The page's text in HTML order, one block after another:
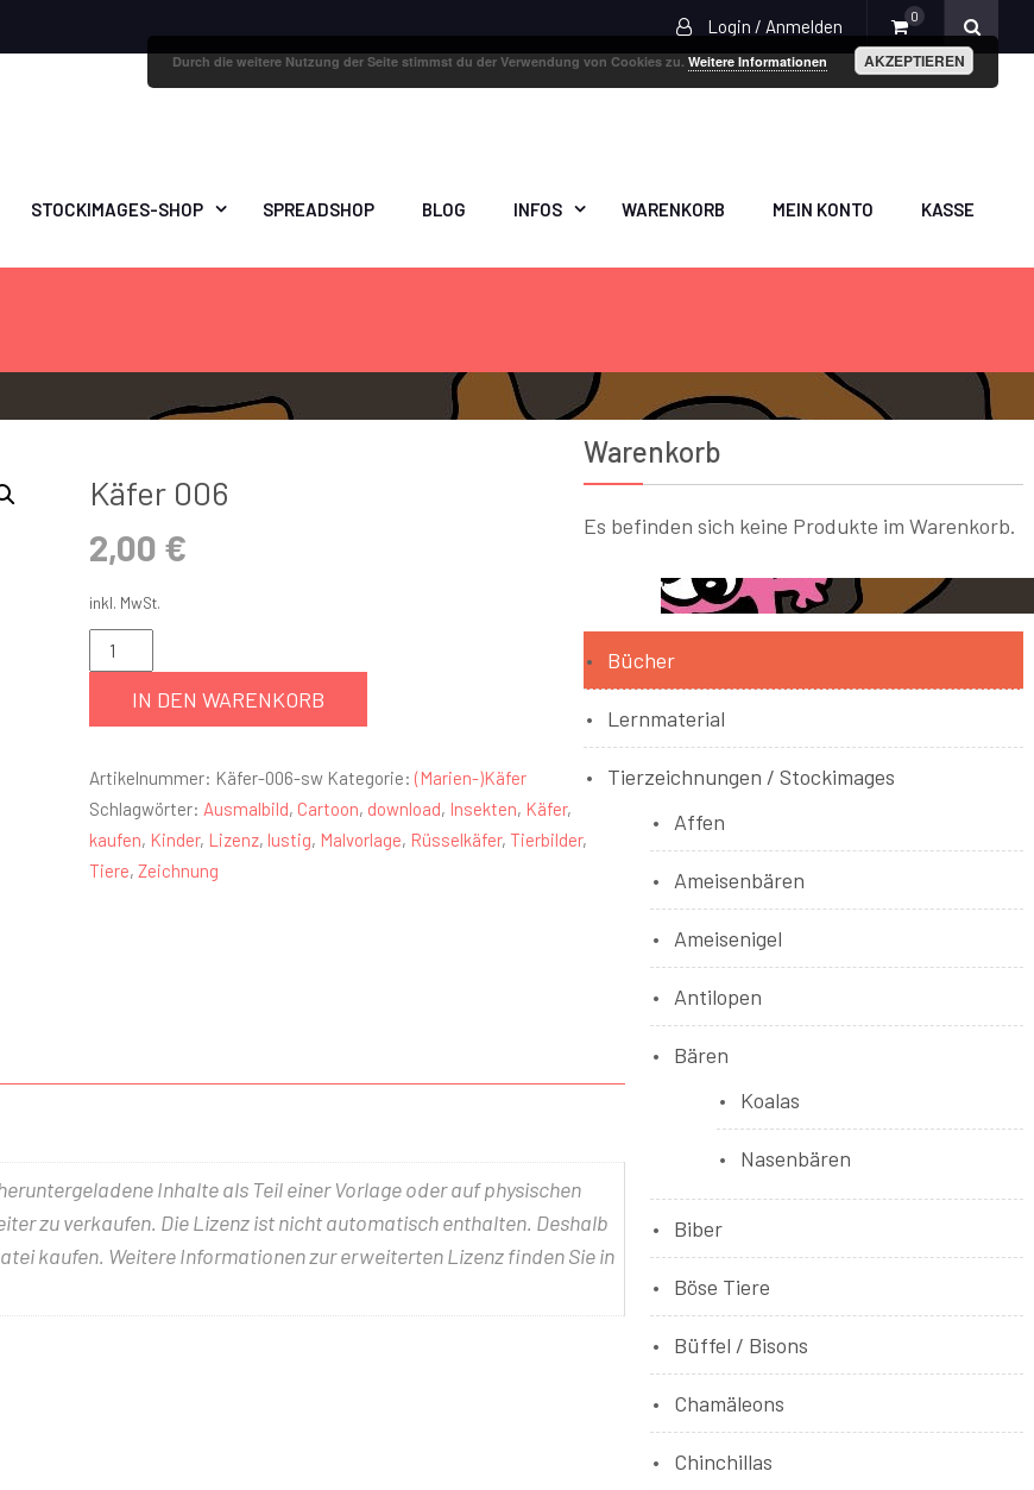
Login / Anmelden 0
STOCKIMAGES-SHOP SPREADSHOP BLOG INFOS WARENKORB MEIN KONTO KASSE
Käfer 006
2,00 €
inkl. MwSt.
IN DEN WARENKORB
Artikelnummer: Käfer-006-sw Kategorie: (Marien-)Käfer
Schlagwörter: Ausmalbild, Cartoon, download, Insekten, Käfer,
kaufen, Kinder, Lizenz, lustig, Malvorlage, Rüsselkäfer, Tierbilder,
Tiere, Zeichnung
Inhalte als Teil einer Vorlage oder auf physischen
zu verkaufen. Die Lizenz ist nicht automatisch enthalten. Deshalb
kaufen. Weitere Informationen zur erweiterten Lizenz finden Sie in
Warenkorb
Es befinden sich keine Produkte im Warenkorb.
Bücher
Lernmaterial
Tierzeichnungen / Stockimages
Affen
Ameisenbären
Ameisenigel
Antilopen
Bären
Koalas
Nasenbären
Biber
Böse Tiere
Büffel / Bisons
Chamäleons
Chinchillas
Durch die weitere Nutzung der Seite stimmst du der Verwendung von Cookies zu. Weitere Informationen AKZEPTIEREN